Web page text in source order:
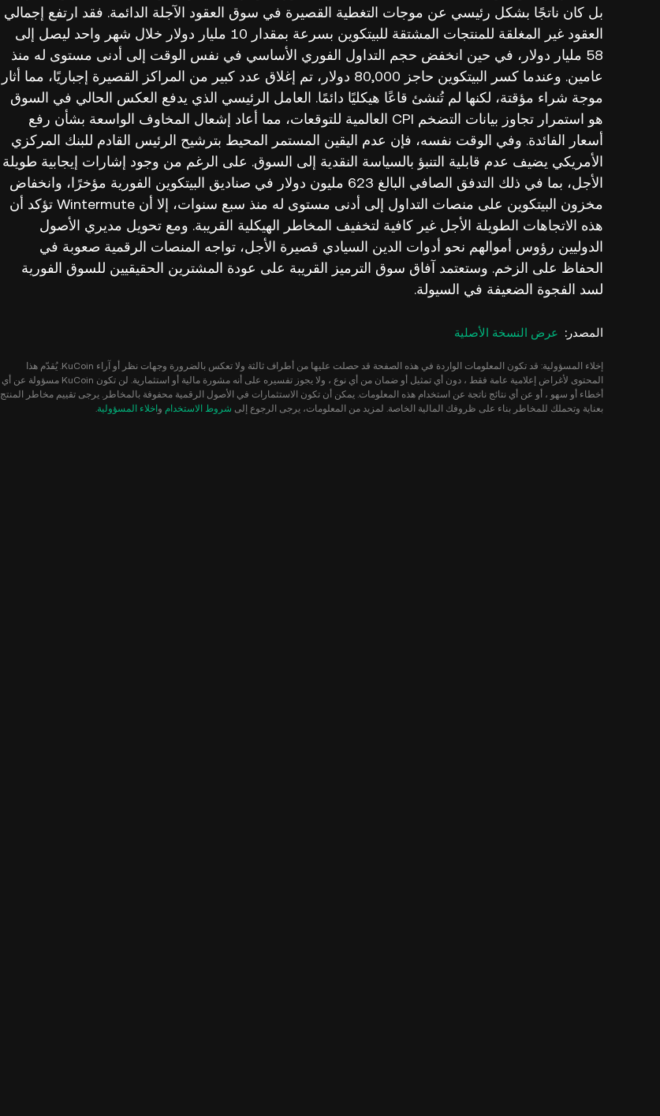
بل كان ناتجًا بشكل رئيسي عن موجات التغطية القصيرة في سوق العقود الآجلة الدائمة. فقد ارتفع إجمالي
العقود غير المغلقة للمنتجات المشتقة للبيتكوين بسرعة بمقدار 10 مليار دولار خلال شهر واحد ليصل إلى
58 مليار دولار، في حين انخفض حجم التداول الفوري الأساسي في نفس الوقت إلى أدنى مستوى له منذ
عامين. وعندما كسر البيتكوين حاجز 80,000 دولار، تم إغلاق عدد كبير من المراكز القصيرة إجباريًا، مما أثار
موجة شراء مؤقتة، لكنها لم تُنشئ قاعًا هيكليًا دائمًا. العامل الرئيسي الذي يدفع العكس الحالي في السوق
هو استمرار تجاوز بيانات التضخم CPI العالمية للتوقعات، مما أعاد إشعال المخاوف الواسعة بشأن رفع
أسعار الفائدة. وفي الوقت نفسه، فإن عدم اليقين المستمر المحيط بترشيح الرئيس القادم للبنك المركزي
الأمريكي يضيف عدم قابلية التنبؤ بالسياسة النقدية إلى السوق. على الرغم من وجود إشارات إيجابية طويلة
الأجل، بما في ذلك التدفق الصافي البالغ 623 مليون دولار في صناديق البيتكوين الفورية مؤخرًا، وانخفاض
مخزون البيتكوين على منصات التداول إلى أدنى مستوى له منذ سبع سنوات، إلا أن Wintermute تؤكد أن
هذه الاتجاهات الطويلة الأجل غير كافية لتخفيف المخاطر الهيكلية القريبة. ومع تحويل مديري الأصول
الدوليين رؤوس أموالهم نحو أدوات الدين السيادي قصيرة الأجل، تواجه المنصات الرقمية صعوبة في
الحفاظ على الزخم. وستعتمد آفاق سوق الترميز القريبة على عودة المشترين الحقيقيين للسوق الفورية
لسد الفجوة الضعيفة في السيولة.
المصدر : عرض النسخة الأصلية
إخلاء المسؤولية: قد تكون المعلومات الواردة في هذه الصفحة قد حصلت عليها من أطراف ثالثة ولا تعكس بالضرورة وجهات نظر أو آراء KuCoin. يُقدّم هذا
المحتوى لأغراض إعلامية عامة فقط ، دون أي تمثيل أو ضمان من أي نوع ، ولا يجوز تفسيره على أنه مشورة مالية أو استثمارية. لن تكون KuCoin مسؤولة عن أي
أخطاء أو سهو ، أو عن أي نتائج ناتجة عن استخدام هذه المعلومات. يمكن أن تكون الاستثمارات في الأصول الرقمية محفوفة بالمخاطر. يرجى تقييم مخاطر المنتج
بعناية وتحملك للمخاطر بناء على ظروفك المالية الخاصة. لمزيد من المعلومات، يرجى الرجوع إلى شروط الاستخدام و اخلاء المسؤولية.